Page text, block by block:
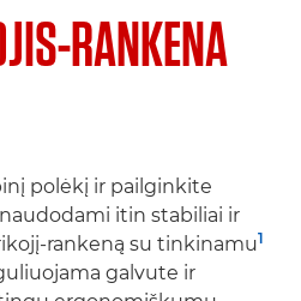
RANKENA
polėkį ir pailginkite
itin stabiliai ir
rankeną su tinkinamu1
galvute ir